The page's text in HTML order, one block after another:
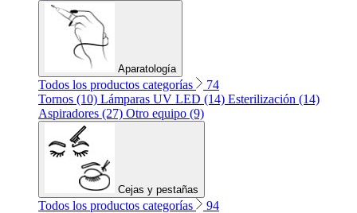
Aparatología
Todos los productos categorías
74
Tornos (10) Lámparas UV LED (14) Esterilización (14)
Aspiradores (27) Otro equipo (9)
Cejas y pestañas
Todos los productos categorías
94